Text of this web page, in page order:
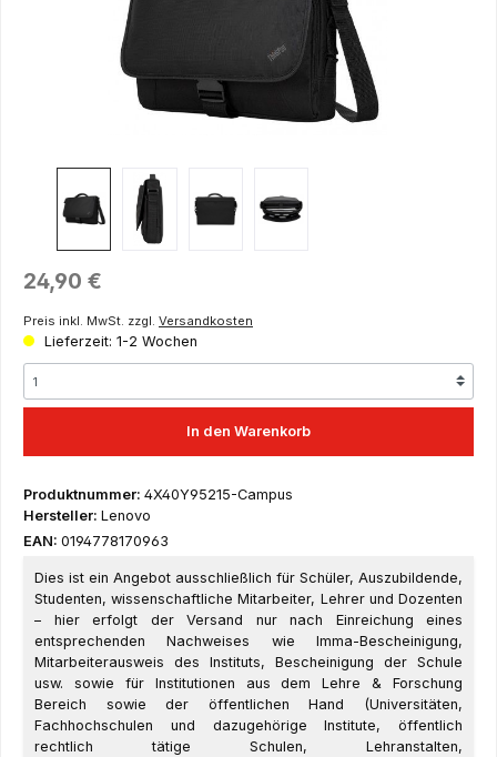
Regulärer Preis:
24,90 €
Preis inkl. MwSt. zzgl. Versandkosten
Lieferzeit: 1-2 Wochen
In den Warenkorb
Produktnummer: 4X40Y95215-Campus
Hersteller: Lenovo
EAN: 0194778170963
Dies ist ein Angebot ausschließlich für Schüler, Auszubildende,
Studenten, wissenschaftliche Mitarbeiter, Lehrer und Dozenten
– hier erfolgt der Versand nur nach Einreichung eines
entsprechenden Nachweises wie Imma-Bescheinigung,
Mitarbeiterausweis des Instituts, Bescheinigung der Schule
usw. sowie für Institutionen aus dem Lehre & Forschung
Bereich sowie der öffentlichen Hand (Universitäten,
Fachhochschulen und dazugehörige Institute, öffentlich
rechtlich tätige Schulen, Lehranstalten,